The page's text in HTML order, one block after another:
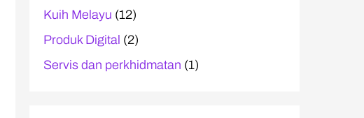
Kuih Melayu (12)
Produk Digital (2)
Servis dan perkhidmatan (1)